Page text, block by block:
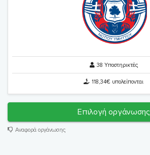
38 Υποστηρικτές
118,34€ υπολείπονται
Επιλογή οργάνωσης
Αναφορά οργάνωσης